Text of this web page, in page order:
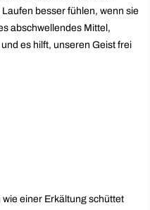
besser fühlen, wenn sie
abschwellendes Mittel,
es hilft, unseren Geist frei
einer Erkältung schüttet